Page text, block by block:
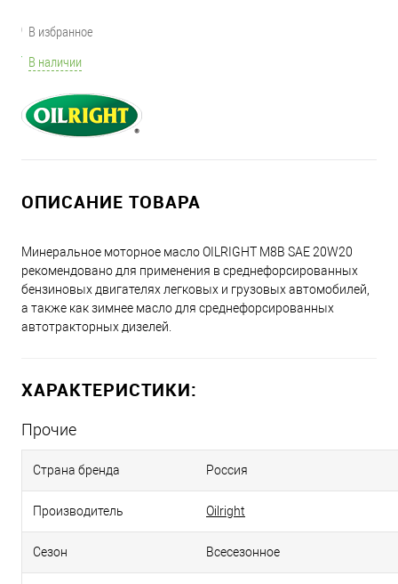
В избранное
В наличии
ОПИСАНИЕ ТОВАРА
Минеральное моторное масло OILRIGHT М8В SAE 20W20
рекомендовано для применения в среднефорсированных
бензиновых двигателях легковых и грузовых автомобилей,
а также как зимнее масло для среднефорсированных
автотракторных дизелей.
ХАРАКТЕРИСТИКИ:
Прочие
Страна бренда Россия
Производитель Oilright
Сезон Всесезонное